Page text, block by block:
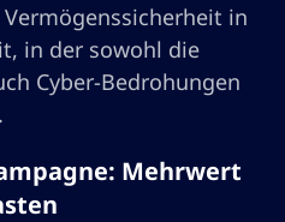
in
in der sowohl die
Cyber-Bedrohungen
Mehrwert